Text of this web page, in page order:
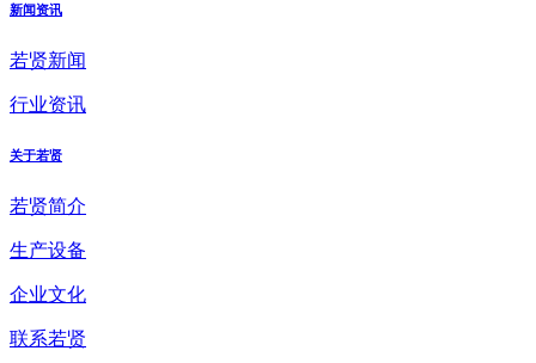
新闻资讯
若贤新闻
行业资讯
关于若贤
若贤简介
生产设备
企业文化
联系若贤